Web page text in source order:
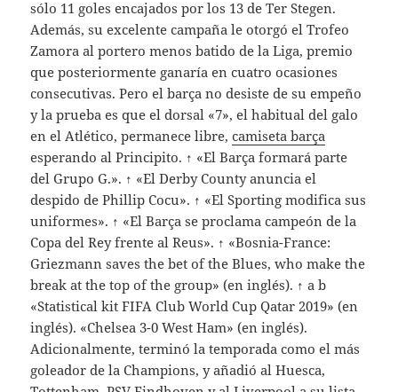
sólo 11 goles encajados por los 13 de Ter Stegen.
Además, su excelente campaña le otorgó el Trofeo
Zamora al portero menos batido de la Liga, premio
que posteriormente ganaría en cuatro ocasiones
consecutivas. Pero el barça no desiste de su empeño
y la prueba es que el dorsal «7», el habitual del galo
en el Atlético, permanece libre,camiseta barça
esperando al Principito. ↑ «El Barça formará parte
del Grupo G.». ↑ «El Derby County anuncia el
despido de Phillip Cocu». ↑ «El Sporting modifica sus
uniformes». ↑ «El Barça se proclama campeón de la
Copa del Rey frente al Reus». ↑ «Bosnia-France:
Griezmann saves the bet of the Blues, who make the
break at the top of the group» (en inglés). ↑ a b
«Statistical kit FIFA Club World Cup Qatar 2019» (en
inglés). «Chelsea 3-0 West Ham» (en inglés).
Adicionalmente, terminó la temporada como el más
goleador de la Champions, y añadió al Huesca,